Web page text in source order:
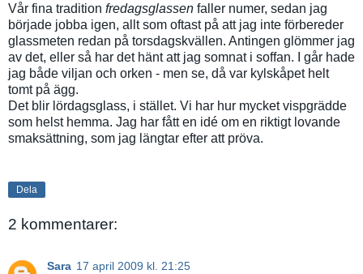
Vår fina tradition fredagsglassen faller numer, sedan jag
började jobba igen, allt som oftast på att jag inte förbereder
glassmeten redan på torsdagskvällen. Antingen glömmer jag
av det, eller så har det hänt att jag somnat i soffan. I går hade
jag både viljan och orken - men se, då var kylskåpet helt
tomt på ägg.
Det blir lördagsglass, i stället. Vi har hur mycket vispgrädde
som helst hemma. Jag har fått en idé om en riktigt lovande
smaksättning, som jag längtar efter att pröva.
Dela
2 kommentarer:
Sara 17 april 2009 kl. 21:25